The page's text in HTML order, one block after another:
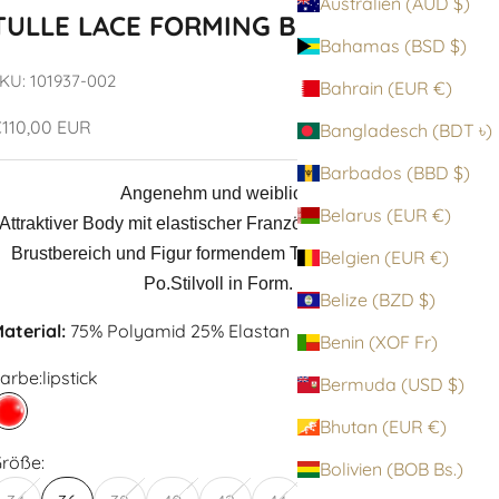
Bahamas (BSD $)
Bahrain (EUR €)
Bangladesch (BDT ৳)
Barbados (BBD $)
Belarus (EUR €)
Belgien (EUR €)
Belize (BZD $)
Benin (XOF Fr)
Bermuda (USD $)
Bhutan (EUR €)
Bolivien (BOB Bs.)
LACE FORMING BODY
101937-002
EUR
Angenehm und weiblich.
Attraktiver Body mit elastischer Französischer Spitze im
Brustbereich und Figur formendem Tüll an Taille und
Po.Stilvoll in Form.
75% Polyamid 25% Elastan
lipstick
lipstick